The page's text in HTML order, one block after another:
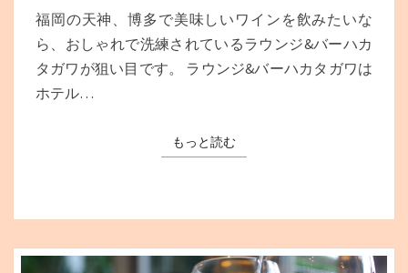
い
ワ
イ
ン
る
デ
福岡の天神、博多で美味しいワインを飲みたいな
ら、おしゃれで洗練されているラウンジ&バーハカ
タガワが狙い目です。 ラウンジ&バーハカタガワは
ホテル…
もっと読むもっと読む